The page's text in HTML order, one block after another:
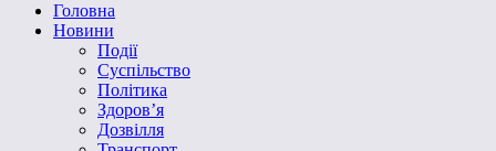
Головна
Новини
Події
Суспільство
Політика
Здоров’я
Дозвілля